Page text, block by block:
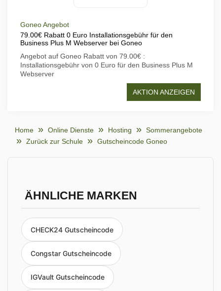
Goneo Angebot
79.00€ Rabatt 0 Euro Installationsgebühr für den
Business Plus M Webserver bei Goneo
Angebot auf Goneo Rabatt von 79.00€ :
Installationsgebühr von 0 Euro für den Business Plus M
Webserver
AKTION ANZEIGEN
Home Online Dienste Hosting
Sommerangebote
Zurück zur Schule
Gutscheincode Goneo
ÄHNLICHE MARKEN
CHECK24 Gutscheincode
Congstar Gutscheincode
IGVault Gutscheincode